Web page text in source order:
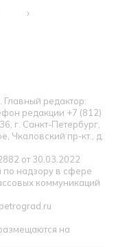
›
редактор:
редакции +7 (812)
г. Санкт-Петербург,
Чкаловский пр-кт., д.
от 30.03.2022
надзору в сфере
коммуникаций
на